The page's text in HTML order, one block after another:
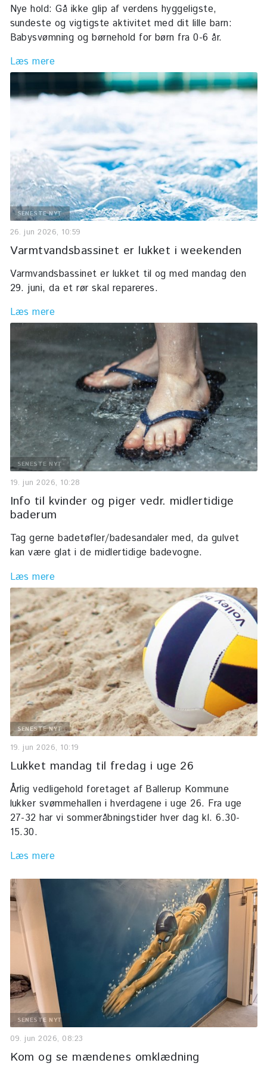
Nye hold: Gå ikke glip af verdens hyggeligste,
sundeste og vigtigste aktivitet med dit lille barn:
Babysvømning og børnehold for børn fra 0-6 år.
Læs mere
SENESTE NYT
26. jun 2026, 10:59
Varmtvandsbassinet er lukket i weekenden
Varmvandsbassinet er lukket til og med mandag den
29. juni, da et rør skal repareres.
Læs mere
SENESTE NYT
19. jun 2026, 10:28
Info til kvinder og piger vedr. midlertidige
baderum
Tag gerne badetøfler/badesandaler med, da gulvet
kan være glat i de midlertidige badevogne.
Læs mere
SENESTE NYT
19. jun 2026, 10:19
Lukket mandag til fredag i uge 26
Årlig vedligehold foretaget af Ballerup Kommune
lukker svømmehallen i hverdagene i uge 26. Fra uge
27-32 har vi sommeråbningstider hver dag kl. 6.30-
15.30.
Læs mere
SENESTE NYT
09. jun 2026, 08:23
Kom og se mændenes omklædning
Øvrige aktiviteter
Fysioterapi
Medbragt mad
Om badet
Lysdesign af Mads Vegas
Bassiner
50 meter bassin
Varmtvandsbassin
Find vej
Kontakt
Job